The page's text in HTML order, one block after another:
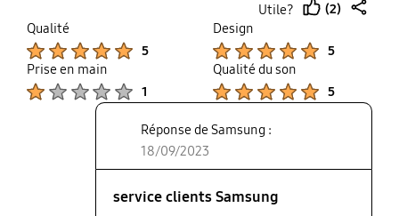
j'aimais beaucoup la couleur pastel (rose/lilas dans
mon cas). Mais elle le vaut clairement pas son prix
pour le coup.
Utile?
up
(2)
Qualité
5
Design
5
Prise en main
1
Qualité du son
5
Réponse de Samsung :
18/09/2023
service clients Samsung